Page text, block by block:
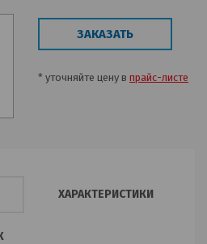
ЗАКАЗАТЬ
* уточняйте цену в прайс-листе
ХАРАКТЕРИСТИКИ